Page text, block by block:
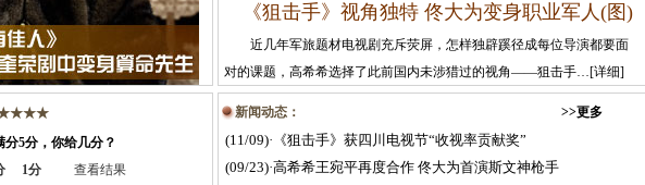
★★★★★
5分，你给几分？
1分
查看结果
《狙击手》视角独特 佟大为变身职业军人(图)
近几年军旅题材电视剧充斥荧屏，怎样独辟蹊径成每位导演都要面
对的课题，高希希选择了此前国内未涉猎过的视角——狙击手…[详细]
新闻动态： >>更多
(11/09)· 《狙击手》获四川电视节“收视率贡献奖”
(09/23)·高希希王宛平再度合作 佟大为首演斯文神枪手